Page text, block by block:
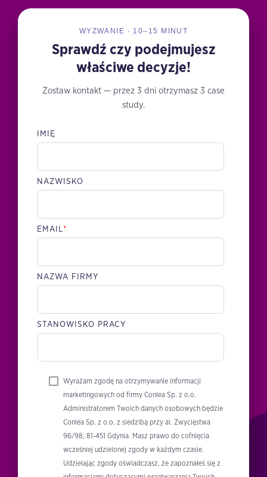
WYZWANIE · 10–15 MINUT
Sprawdź czy podejmujesz
właściwe decyzje!
Zostaw kontakt — przez 3 dni otrzymasz 3 case
study.
IMIĘ
NAZWISKO
EMAIL*
NAZWA FIRMY
STANOWISKO PRACY
Wyrażam zgodę na otrzymywanie informacji
marketingowych od firmy Conlea Sp. z o.o.
Administratorem Twoich danych osobowych będzie
Conlea Sp. z o.o. z siedzibą przy al. Zwycięstwa
96/98, 81-451 Gdynia. Masz prawo do cofnięcia
wcześniej udzielonej zgody w każdym czasie.
Udzielając zgody oświadczasz, że zapoznałeś się z